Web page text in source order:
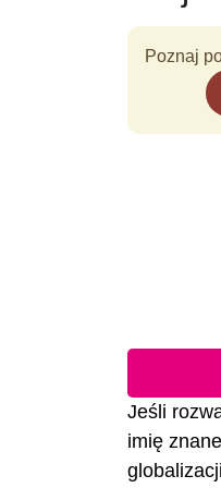
Poznaj
Jeśli
imię